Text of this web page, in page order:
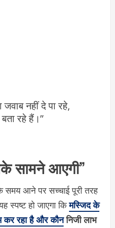
नहीं दे पा रहे,
रहे हैं।”
सामने आएगी”
आने पर सच्चाई पूरी तरह
स्पष्ट हो जाएगा किमस्जिद के
कर रहा है और कौननिजी लाभ